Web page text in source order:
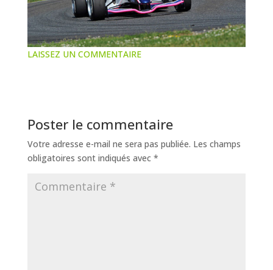
LAISSEZ UN COMMENTAIRE
Poster le commentaire
Votre adresse e-mail ne sera pas publiée. Les champs
obligatoires sont indiqués avec *